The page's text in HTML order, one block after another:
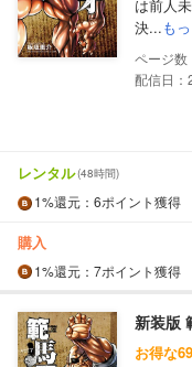
は前人
決...も
配信日
レンタル(48時間)
1%還元 ：6ポイント獲得
購入
1%還元 ：7ポイント獲得
新装版
お得な